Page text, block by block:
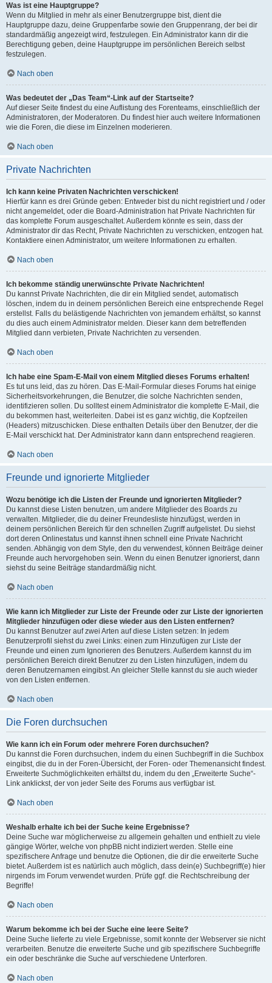
Was ist eine Hauptgruppe?
Wenn du Mitglied in mehr als einer Benutzergruppe bist, dient die
Hauptgruppe dazu, deine Gruppenfarbe sowie den Gruppenrang, der bei dir
standardmäßig angezeigt wird, festzulegen. Ein Administrator kann dir die
Berechtigung geben, deine Hauptgruppe im persönlichen Bereich selbst
festzulegen.
Nach oben
Was bedeutet der „Das Team“-Link auf der Startseite?
Auf dieser Seite findest du eine Auflistung des Forenteams, einschließlich der
Administratoren, der Moderatoren. Du findest hier auch weitere Informationen
wie die Foren, die diese im Einzelnen moderieren.
Nach oben
Private Nachrichten
Ich kann keine Privaten Nachrichten verschicken!
Hierfür kann es drei Gründe geben: Entweder bist du nicht registriert und / oder
nicht angemeldet, oder die Board-Administration hat Private Nachrichten für
das komplette Forum ausgeschaltet. Außerdem könnte es sein, dass der
Administrator dir das Recht, Private Nachrichten zu verschicken, entzogen hat.
Kontaktiere einen Administrator, um weitere Informationen zu erhalten.
Nach oben
Ich bekomme ständig unerwünschte Private Nachrichten!
Du kannst Private Nachrichten, die dir ein Mitglied sendet, automatisch
löschen, indem du in deinem persönlichen Bereich eine entsprechende Regel
erstellst. Falls du belästigende Nachrichten von jemandem erhältst, so kannst
du dies auch einem Administrator melden. Dieser kann dem betreffenden
Mitglied dann verbieten, Private Nachrichten zu versenden.
Nach oben
Ich habe eine Spam-E-Mail von einem Mitglied dieses Forums erhalten!
Es tut uns leid, das zu hören. Das E-Mail-Formular dieses Forums hat einige
Sicherheitsvorkehrungen, die Benutzer, die solche Nachrichten senden,
identifizieren sollen. Du solltest einem Administrator die komplette E-Mail, die
du bekommen hast, weiterleiten. Dabei ist es ganz wichtig, die Kopfzeilen
(Headers) mitzuschicken. Diese enthalten Details über den Benutzer, der die
E-Mail verschickt hat. Der Administrator kann dann entsprechend reagieren.
Nach oben
Freunde und ignorierte Mitglieder
Wozu benötige ich die Listen der Freunde und ignorierten Mitglieder?
Du kannst diese Listen benutzen, um andere Mitglieder des Boards zu
verwalten. Mitglieder, die du deiner Freundesliste hinzufügst, werden in
deinem persönlichen Bereich für den schnellen Zugriff aufgelistet. Du siehst
dort deren Onlinestatus und kannst ihnen schnell eine Private Nachricht
senden. Abhängig von dem Style, den du verwendest, können Beiträge deiner
Freunde auch hervorgehoben sein. Wenn du einen Benutzer ignorierst, dann
siehst du seine Beiträge standardmäßig nicht.
Nach oben
Wie kann ich Mitglieder zur Liste der Freunde oder zur Liste der ignorierten
Mitglieder hinzufügen oder diese wieder aus den Listen entfernen?
Du kannst Benutzer auf zwei Arten auf diese Listen setzen: In jedem
Benutzerprofil siehst du zwei Links: einen zum Hinzufügen zur Liste der
Freunde und einen zum Ignorieren des Benutzers. Außerdem kannst du im
persönlichen Bereich direkt Benutzer zu den Listen hinzufügen, indem du
deren Benutzernamen eingibst. An gleicher Stelle kannst du sie auch wieder
von den Listen entfernen.
Nach oben
Die Foren durchsuchen
Wie kann ich ein Forum oder mehrere Foren durchsuchen?
Du kannst die Foren durchsuchen, indem du einen Suchbegriff in die Suchbox
eingibst, die du in der Foren-Übersicht, der Foren- oder Themenansicht findest.
Erweiterte Suchmöglichkeiten erhältst du, indem du den „Erweiterte Suche“-
Link anklickst, der von jeder Seite des Forums aus verfügbar ist.
Nach oben
Weshalb erhalte ich bei der Suche keine Ergebnisse?
Deine Suche war möglicherweise zu allgemein gehalten und enthielt zu viele
gängige Wörter, welche von phpBB nicht indiziert werden. Stelle eine
spezifischere Anfrage und benutze die Optionen, die dir die erweiterte Suche
bietet. Außerdem ist es natürlich auch möglich, dass dein(e) Suchbegriff(e) hier
nirgends im Forum verwendet wurden. Prüfe ggf. die Rechtschreibung der
Begriffe!
Nach oben
Warum bekomme ich bei der Suche eine leere Seite?
Deine Suche lieferte zu viele Ergebnisse, somit konnte der Webserver sie nicht
verarbeiten. Benutze die erweiterte Suche und gib spezifischere Suchbegriffe
ein oder beschränke die Suche auf verschiedene Unterforen.
Nach oben